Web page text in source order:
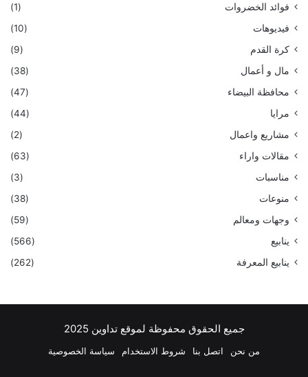
فوائد الخضروات
(1)
فيديوهات
(10)
كرة القدم
(9)
مال و أعمال
(38)
محافظة البيضاء
(47)
مرايا
(44)
مشاريع واعمال
(2)
مقالات واراء
(63)
مناسبات
(3)
منوعات
(38)
وجهات ومعالم
(59)
ينابيع
(566)
ينابيع المعرفة
(262)
جميع الحقوق محفوظة لموقع تداوين 2025
من نحن اتصل بنا شروط الاستخدام سياسة الخصوصية